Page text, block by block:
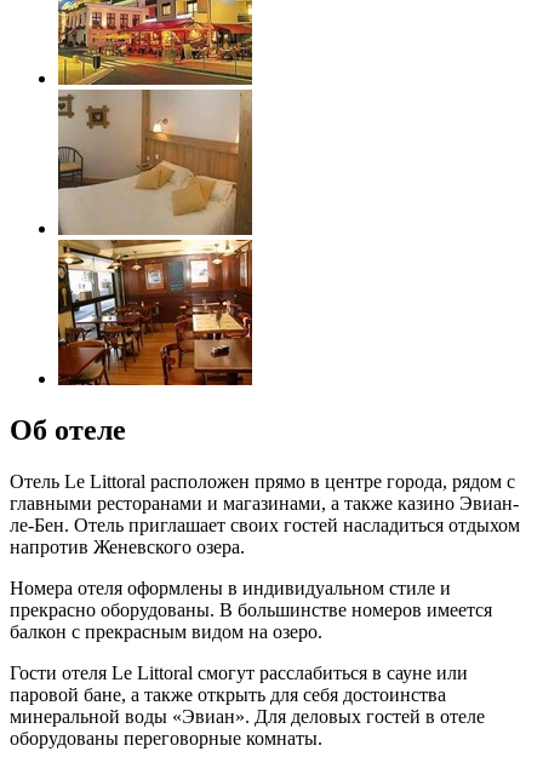
Об отеле
Отель Le Littoral расположен прямо в центре города, рядом с
главными ресторанами и магазинами, а также казино Эвиан-
ле-Бен. Отель приглашает своих гостей насладиться отдыхом
напротив Женевского озера.
Номера отеля оформлены в индивидуальном стиле и
прекрасно оборудованы. В большинстве номеров имеется
балкон с прекрасным видом на озеро.
Гости отеля Le Littoral смогут расслабиться в сауне или
паровой бане, а также открыть для себя достоинства
минеральной воды «Эвиан». Для деловых гостей в отеле
оборудованы переговорные комнаты.